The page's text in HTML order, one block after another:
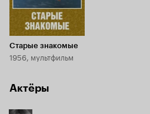
Старые знакомые
1956, мультфильм
Актёры